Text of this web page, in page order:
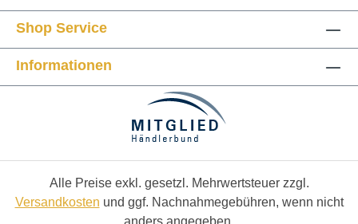
Shop Service
Informationen
Alle Preise exkl. gesetzl. Mehrwertsteuer zzgl.
Versandkosten und ggf. Nachnahmegebühren, wenn nicht
anders angegeben.